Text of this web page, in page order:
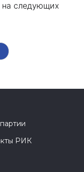
следующих
РИК